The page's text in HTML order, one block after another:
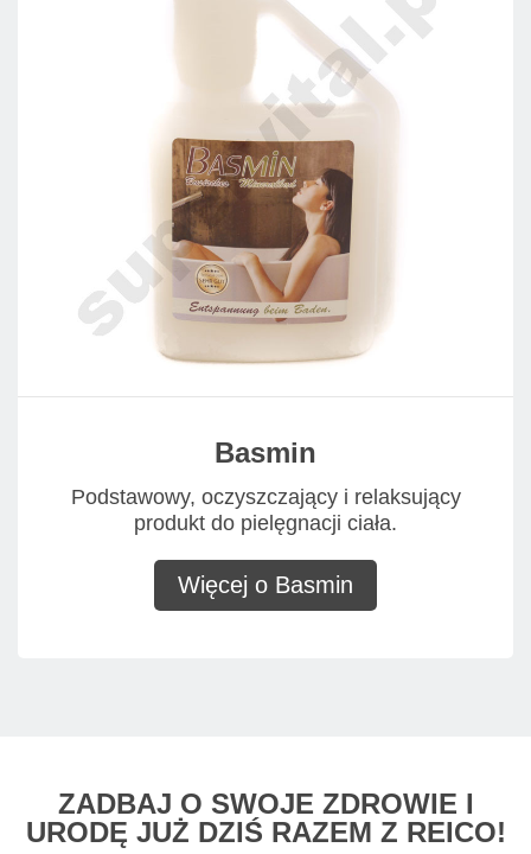
Basmin
Podstawowy, oczyszczający i relaksujący
produkt do pielęgnacji ciała.
Więcej o Basmin
ZADBAJ O SWOJE ZDROWIE I
URODĘ JUŻ DZIŚ RAZEM Z REICO!